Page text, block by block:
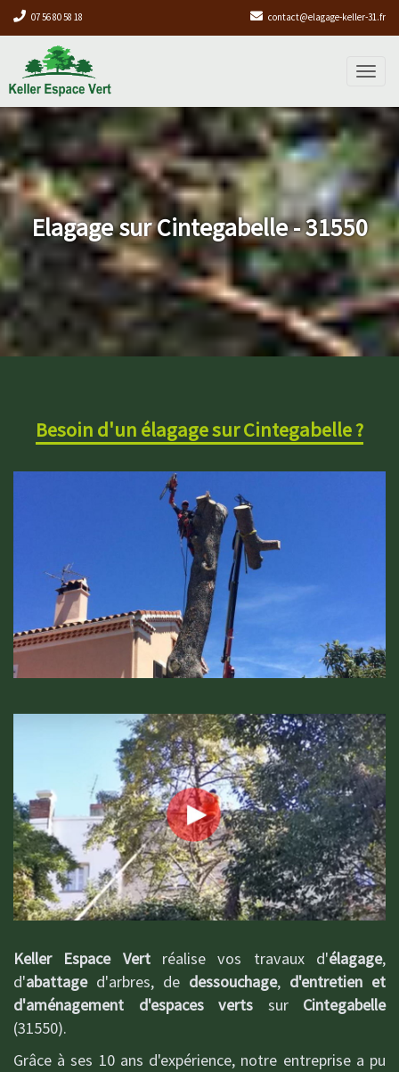
07 56 80 58 18 contact@elagage-keller-31.fr
Elagage sur Cintegabelle - 31550
Besoin d'un élagage sur Cintegabelle ?
Keller Espace Vertréalise vos travaux d'élagage,
d'abattaged'arbres, de dessouchage, d'entretien et
d'aménagement d'espaces verts sur Cintegabelle
(31550).
Grâce à ses 10 ans d'expérience, notre entreprise a pu